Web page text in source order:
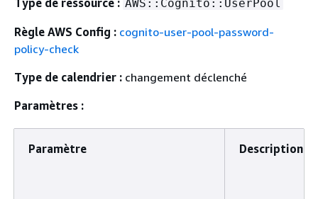
AWS::Cognito::UserPool
Règle AWS Config : cognito-user-pool-password-
policy-check
Type de calendrier : changement déclenché
Paramètres :
Paramètre Description